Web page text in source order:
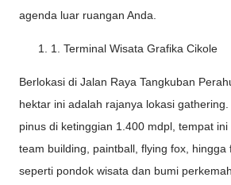
agenda luar ruangan Anda.
1. Terminal Wisata Grafika Cikole
Berlokasi di Jalan Raya Tangkuban
hektar ini adalah rajanya lokasi
pinus di ketinggian 1.400 mdpl, tempat
team building, paintball, flying fox, hingga
seperti pondok wisata dan bumi